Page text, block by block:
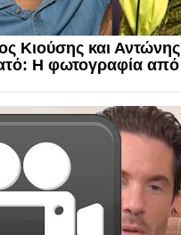
Κιούσης και
Η φωτογραφία από